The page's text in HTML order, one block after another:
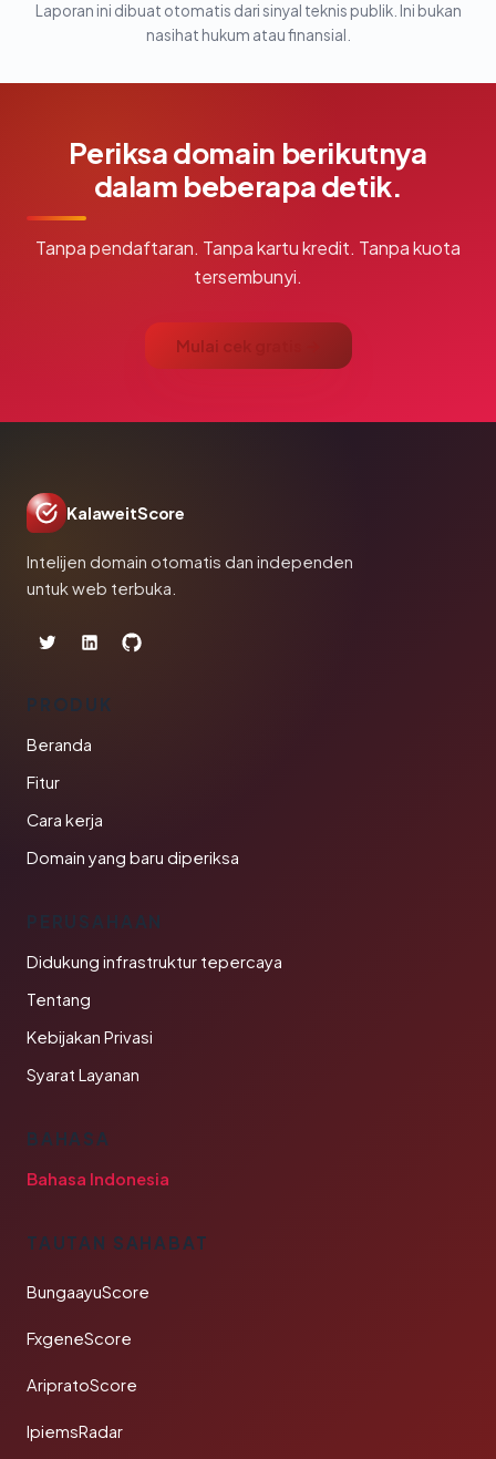
Laporan ini dibuat otomatis dari sinyal teknis publik. Ini bukan
nasihat hukum atau finansial.
Periksa domain berikutnya
dalam beberapa detik.
Tanpa pendaftaran. Tanpa kartu kredit. Tanpa kuota
tersembunyi.
Mulai cek gratis →
KalaweitScore
Intelijen domain otomatis dan independen
untuk web terbuka.
PRODUK
Beranda
Fitur
Cara kerja
Domain yang baru diperiksa
PERUSAHAAN
Didukung infrastruktur tepercaya
Tentang
Kebijakan Privasi
Syarat Layanan
BAHASA
Bahasa Indonesia
TAUTAN SAHABAT
BungaayuScore
FxgeneScore
AripratoScore
IpiemsRadar